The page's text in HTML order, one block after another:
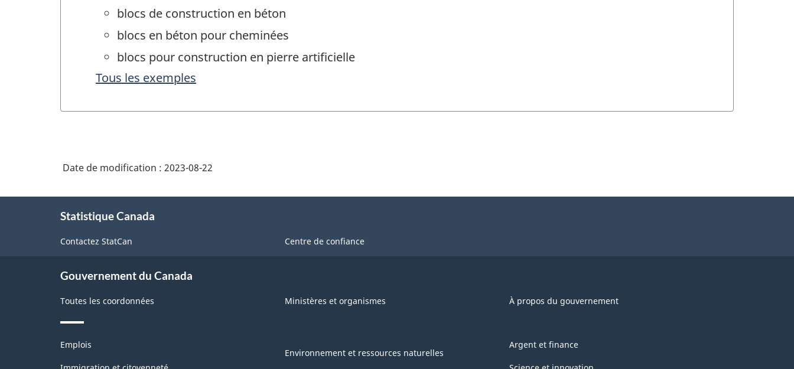
blocs de construction en béton
blocs en béton pour cheminées
blocs pour construction en pierre artificielle
Tous les exemples
Date de modification : 2023-08-22
Statistique Canada
Contactez StatCan Centre de confiance
Gouvernement du Canada
Toutes les coordonnées Ministères et organismes À propos du gouvernement
Thèmes
sujets
Emplois
Environnement et ressources naturelles
Argent et finance